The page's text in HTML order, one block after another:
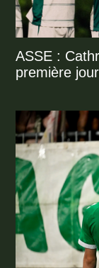
ASSE :
première